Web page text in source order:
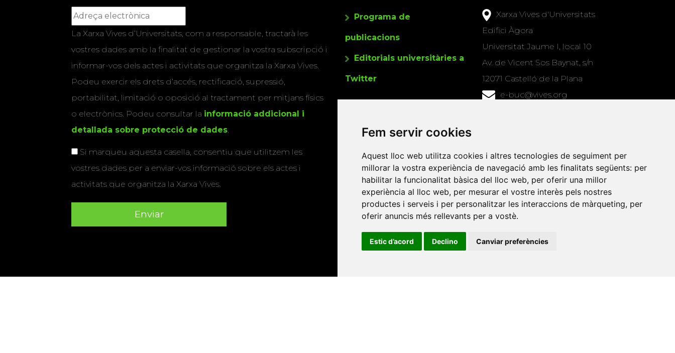
Fem servir cookies
Aquest lloc web utilitza cookies i altres tecnologies de seguiment per
millorar la vostra experiència de navegació amb les finalitats següents: per
habilitar la funcionalitat bàsica del lloc web, per oferir una millor
experiència al lloc web, per mesurar el vostre interès pels nostres
productes i serveis i per personalitzar les interaccions de màrqueting, per
oferir anuncis més rellevants per a vostè.
Estic d’acord Declino Canviar preferències
La Xarxa Vives d’Universitats, com a responsable, tractarà les
vostres dades amb la finalitat de gestionar la vostra subscripció i
informar-vos dels actes i activitats que organitza la Xarxa Vives.
Podeu exercir els drets d’accés, rectificació, supressió,
portabilitat, limitació o oposició al tractament per mitjans físics
o electrònics. Podeu consultar la informació addicional i
detallada sobre protecció de dades.
Si marqueu aquesta casella, consentiu que utilitzem les
vostres dades per a enviar-vos informació sobre els actes i
activitats que organitza la Xarxa Vives.
Programa de
publicacions
Editorials universitàries a
Twitter
Xarxa Vives d'Universitats
Edifici Àgora
Universitat Jaume I, local 10
Av. de Vicent Sos Baynat, s/n
12071 Castelló de la Plana
e-buc@vives.org
de